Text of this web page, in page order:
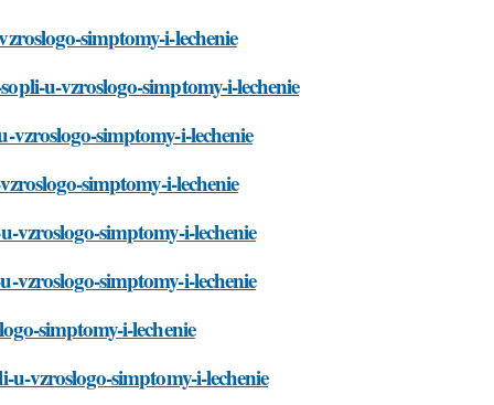
simptomy-i-lechenie
u-vzroslogo-simptomy-i-lechenie
vzroslogo-simptomy-i-lechenie
simptomy-i-lechenie
vzroslogo-simptomy-i-lechenie
vzroslogo-simptomy-i-lechenie
simptomy-i-lechenie
u-vzroslogo-simptomy-i-lechenie